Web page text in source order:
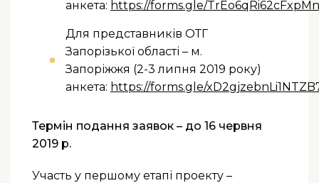
анкета: https://forms.gle/
Для представників ОТГ
Запорізької області – м.
Запоріжжя (2-3 липня 2019 року)
анкета: https://forms.gle/
Термін подання заявок – до 16 червня
2019 р.
Участь у першому етапі проекту –